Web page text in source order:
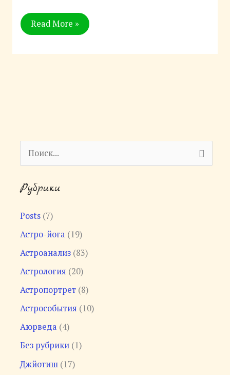
Read More »
и
к
:
Рубрики
Posts(7)
Астро-йога (19)
Астроанализ(83)
Астрология (20)
Астропортрет(8)
Астрособытия (10)
Аюрведа (4)
Без рубрики(1)
Джйотиш(17)